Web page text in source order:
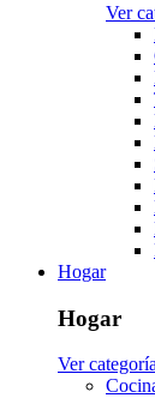
Ver
Hogar
Hogar
Ver categoría